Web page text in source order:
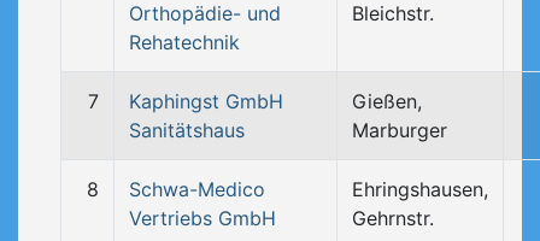
Orthopädie- und
Rehatechnik
Bleichstr.
7
Kaphingst GmbH
Sanitätshaus
Gießen,
Marburger
8
Schwa-Medico
Vertriebs GmbH
Ehringshausen,
Gehrnstr.